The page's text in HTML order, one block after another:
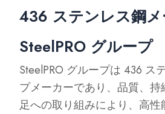
436 ステンレス鋼
SteelPRO グループ
SteelPRO グループは 436 ス
プメーカーであり、品質、
足への取り組みにより、高